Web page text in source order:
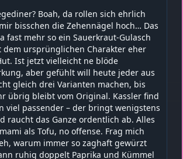
Boah, da rollen sich ehrlich
bisschen die Zehennägel hoch… Das
fast mehr so ein Sauerkraut-Gulasch
dem ursprünglichen Charakter eher
Ist jetzt vielleicht ne blöde
aber gefühlt will heute jeder aus
gleich drei Varianten machen, bis
übrig bleibt vom Original. Kassler find
viel passender – der bringt wenigstens
raucht das Ganze ordentlich ab. Alles
als Tofu, no offense. Frag mich
warum immer so zaghaft gewürzt
ruhig doppelt Paprika und Kümmel